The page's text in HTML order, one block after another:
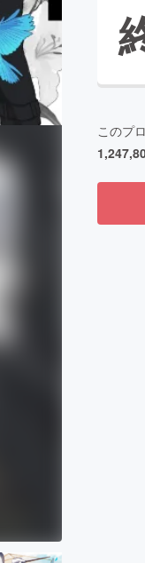
yaコミュニティ
このプ